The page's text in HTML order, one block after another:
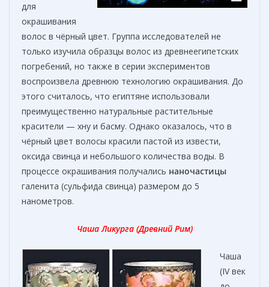
для
окрашивания
волос в чёрный цвет. Группа исследователей не
только изучила образцы волос из древнеегипетских
погребений, но также в серии экспериментов
воспроизвела древнюю технологию окрашивания. До
этого считалось, что египтяне использовали
преимущественно натуральные растительные
красители — хну и басму. Однако оказалось, что в
чёрный цвет волосы красили пастой из извести,
оксида свинца и небольшого количества воды. В
процессе окрашивания получались наночастицы
галенита (сульфида свинца) размером до 5
нанометров.
Чаша Ликурга (Древний Рим)
Чаша
(IV век